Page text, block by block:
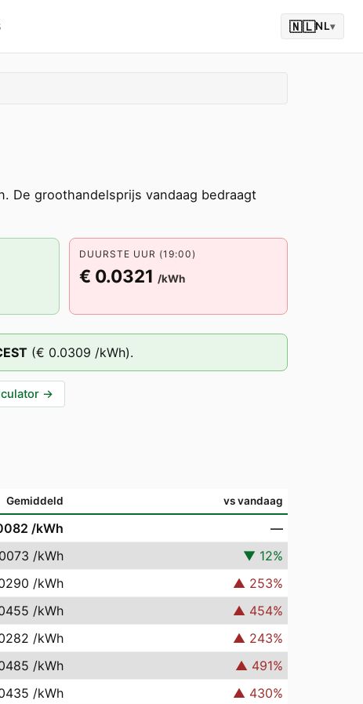
🇳🇱NL▾
De groothandelsprijs vandaag bedraagt
DUURSTE UUR (19:00)
€ 0.0321 /kWh
(€ 0.0309 /kWh).
→
Gemiddeld vs vandaag
/kWh
—
/kWh ▼ 12%
/kWh ▲ 253%
/kWh ▲ 454%
/kWh ▲ 243%
/kWh ▲ 491%
/kWh ▲ 430%